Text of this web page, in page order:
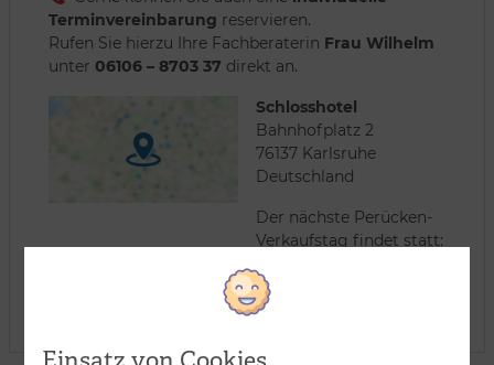
Terminvereinbarung reservieren.
Rufen Sie hierzu Ihre Fachberaterin Frau Wilhelm
unter 06106 – 8703 37 direkt an.
Schlosshotel
Bahnhofplatz 2
76137 Karlsruhe
Deutschland
Der nächste Perücken-
Verkaufstag findet statt:
Uhrzeit: 10:00 - 17:00 Uhr